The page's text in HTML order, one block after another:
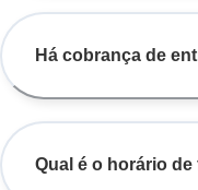
Há cobrança de
Qual é o horário